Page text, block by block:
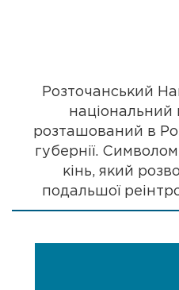
Розточанський
національний
розташований в
губернії.
кінь, який
подальшої